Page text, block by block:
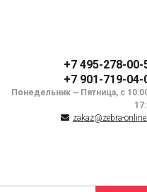
+7 495-278-00-
+7 901-719-04-
Понедельник ~ Пятница, с
zakaz@zebra-